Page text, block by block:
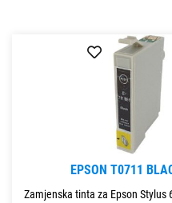
EPSON T0711
Zamjenska tinta za Epson Stylus